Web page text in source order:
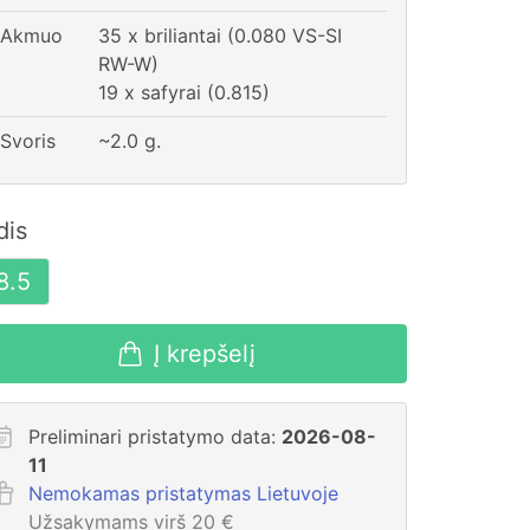
Akmuo
35 x briliantai (0.080 VS-SI
RW-W)
19 x safyrai (0.815)
Svoris ~2.0 g.
Į krepšelį
Preliminari pristatymo data: 2026-08-
11
Nemokamas pristatymas Lietuvoje
Užsakymams virš 20 €